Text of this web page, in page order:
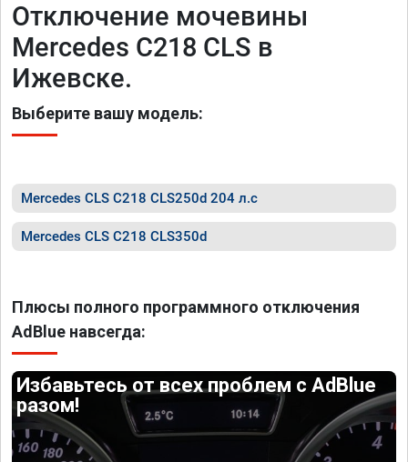
Отключение мочевины
Mercedes C218 CLS в
Ижевске.
Выберите вашу модель:
Mercedes CLS C218 CLS250d 204 л.с
Mercedes CLS C218 CLS350d
Плюсы полного программного отключения
AdBlue навсегда:
Избавьтесь от всех проблем с AdBlue
разом!